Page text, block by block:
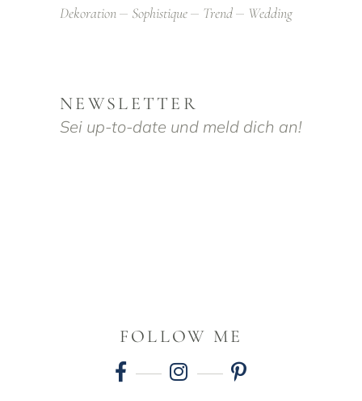
Dekoration Sophistique Trend Wedding
NEWSLETTER
Sei up-to-date und meld dich an!
FOLLOW ME